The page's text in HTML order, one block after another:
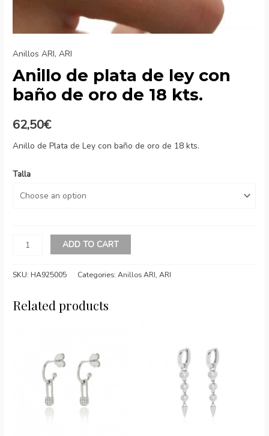
Anillos ARI,ARI
Anillo de plata de ley con
baño de oro de 18 kts.
62,50€
Anillo de Plata de Ley con baño de oro de 18 kts.
Talla
Anillo
plata
ley
ADD TO CART
SKU: HA925005 Categories:Anillos ARI,ARI
Related products